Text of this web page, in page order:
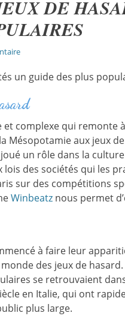
DE
un guide des plus
complexe qui remonte
Mésopotamie aux jeux
un rôle dans la
des sociétés qui les
sur des compétitions
Winbeatz nous permet
à faire leur
des jeux de
se retrouvaient
en Italie, qui ont
plus large.